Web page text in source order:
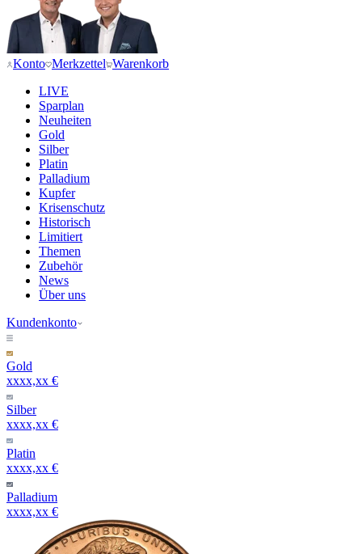
Konto Merkzettel Warenkorb
LIVE
Sparplan
Neuheiten
Gold
Silber
Platin
Palladium
Kupfer
Krisenschutz
Historisch
Limitiert
Themen
Zubehör
News
Über uns
Kundenkonto
Gold
xxxx,xx €
Silber
xxxx,xx €
Platin
xxxx,xx €
Palladium
xxxx,xx €